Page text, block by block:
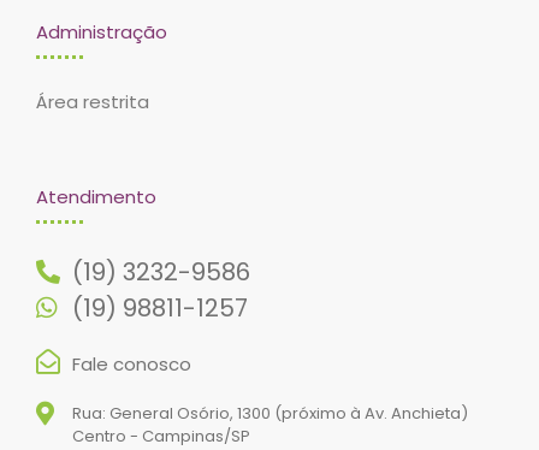
Administração
Área restrita
Atendimento
(19) 3232-9586
(19) 98811-1257
Fale conosco
Rua: General Osório, 1300 (próximo à Av. Anchieta)
Centro - Campinas/SP